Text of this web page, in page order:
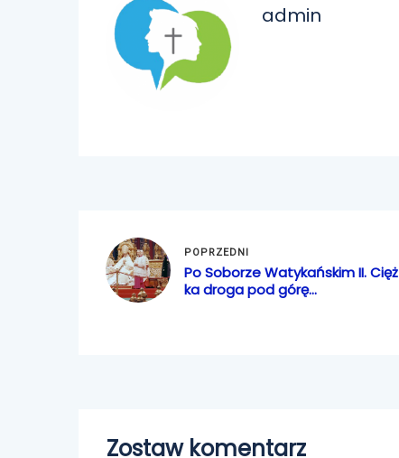
admin
POPRZEDNI
Po Soborze Watykańskim II. Cięż
ka droga pod górę…
Zostaw komentarz